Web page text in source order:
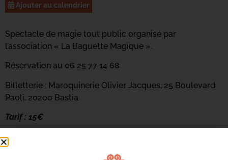
Ajouter au calendrier
Spectacle de magie tout public organisé par
l’association « La Baguette Magique ».
Réservation au 06 25 77 14 68
Billetterie : Maroquinerie Olivier Jacques, 25 Boulevard
Paoli, 20200 Bastia
Tarif : 15€